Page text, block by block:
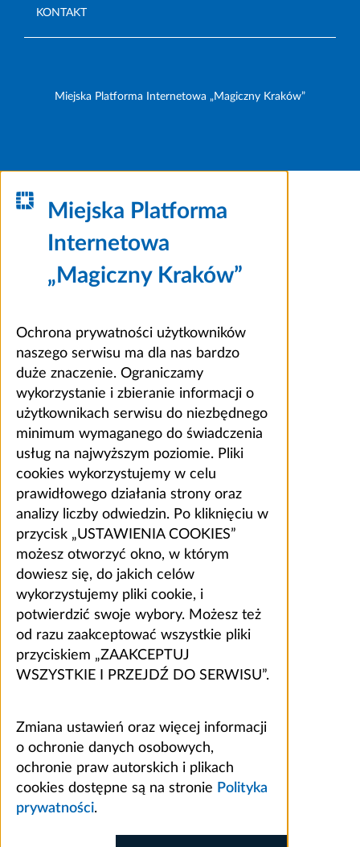
KONTAKT
Miejska Platforma Internetowa „Magiczny Kraków”
Miejska Platforma
Internetowa
„Magiczny Kraków”
Ochrona prywatności użytkowników
naszego serwisu ma dla nas bardzo
duże znaczenie. Ograniczamy
wykorzystanie i zbieranie informacji o
użytkownikach serwisu do niezbędnego
minimum wymaganego do świadczenia
usług na najwyższym poziomie. Pliki
cookies wykorzystujemy w celu
prawidłowego działania strony oraz
analizy liczby odwiedzin. Po kliknięciu w
przycisk „USTAWIENIA COOKIES”
możesz otworzyć okno, w którym
dowiesz się, do jakich celów
wykorzystujemy pliki cookie, i
potwierdzić swoje wybory. Możesz też
od razu zaakceptować wszystkie pliki
przyciskiem „ZAAKCEPTUJ
WSZYSTKIE I PRZEJDŹ DO SERWISU”.
Zmiana ustawień oraz więcej informacji
o ochronie danych osobowych,
ochronie praw autorskich i plikach
cookies dostępne są na stronie Polityka
prywatności.